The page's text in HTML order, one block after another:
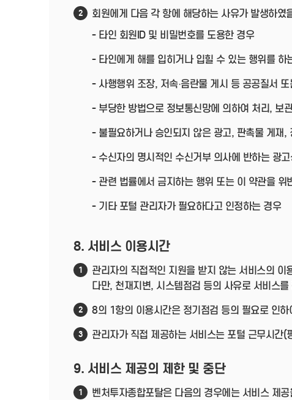
2
회원에게 다음 각 항에 해당하는 사유가 발생하
- 타인 회원ID 및 비밀번호를 도용한 경우
- 타인에게 해를 입히거나 입힐 수 있는 행위를 하
- 사행행위 조장, 저속·음란물 게시 등 공공질서
- 부당한 방법으로 정보통신망에 의하여 처리, 보
- 불필요하거나 승인되지 않은 광고, 판촉물 게재,
- 수신자의 명시적인 수신거부 의사에 반하는 광
- 관련 법률에서 금지하는 행위 또는 이 약관을 위
- 기타 포털 관리자가 필요하다고 인정하는 경우
8. 서비스 이용시간
1
관리자의 직접적인 지원을 받지 않는 서비스의
다만, 천재지변, 시스템점검 등의 사유로 서비스
2 8의 1항의 이용시간은 정기점검 등의 필요로 인
3 관리자가 직접 제공하는 서비스는 포털 근무시간
9. 서비스 제공의 제한 및 중단
1
벤처투자종합포탈은 다음의 경우에는 서비스 제